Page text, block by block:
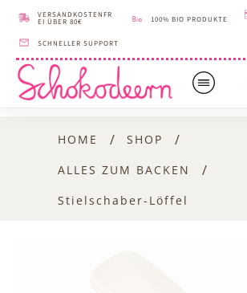
VERSANDKOSTENFR
EI ÜBER 80€ 100% BIO PRODUKTE
SCHNELLER SUPPORT
HOME / SHOP /
ALLES ZUM BACKEN /
Stielschaber-Löffel